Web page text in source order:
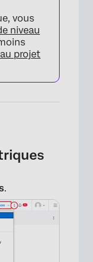
vous
niveau
projet
.